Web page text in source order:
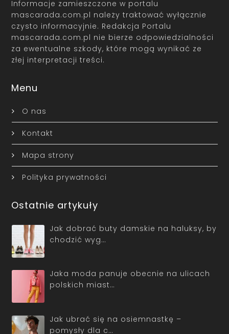
czysto informacyjnie. Redakcja Portalu
mascarada.com.pl nie bierze odpowiedzialności
za ewentualne szkody, które mogą wynikać ze
złej interpretacji treści.
Menu
O nas
Kontakt
Mapa strony
Polityka prywatności
Ostatnie artykuły
Jak dobrać buty damskie na haluksy, by